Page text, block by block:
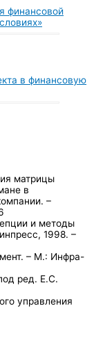
финансовой
в финансовую
матрицы
в
–
и методы
1998. –
– М.: Инфра-
ред. Е.С.
управления